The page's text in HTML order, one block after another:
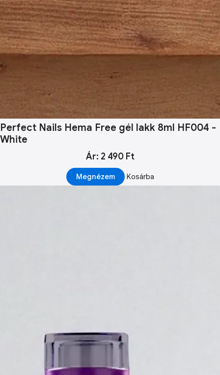
Perfect Nails Hema Free gél lakk 8ml HF004 -
White
Ár: 2 490 Ft
Megnézem Kosárba